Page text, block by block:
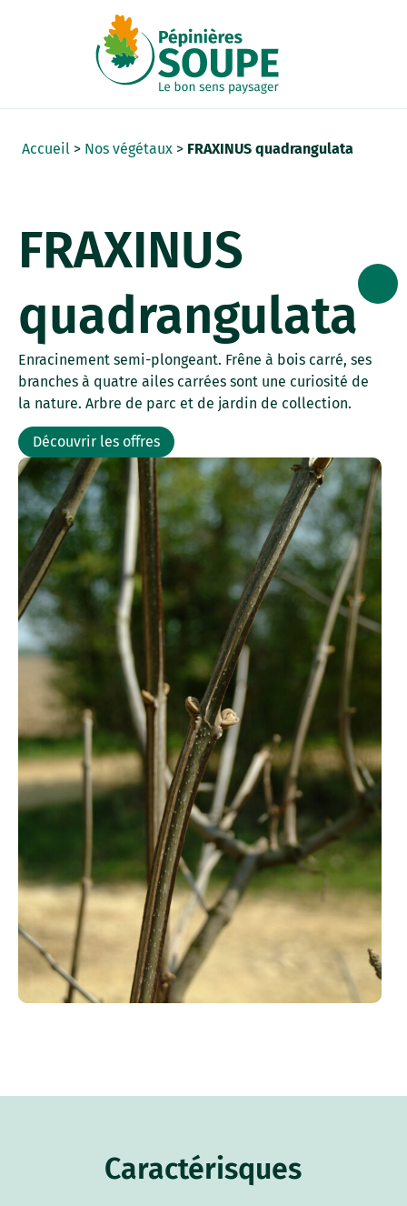
Accueil > Nos végétaux > FRAXINUS quadrangulata
FRAXINUS
quadrangulata
Enracinement semi-plongeant. Frêne à bois carré, ses
branches à quatre ailes carrées sont une curiosité de
la nature. Arbre de parc et de jardin de collection.
Découvrir les offres
Caractérisques